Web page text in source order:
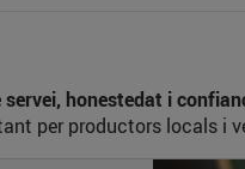
honestedat i
per productors locals i